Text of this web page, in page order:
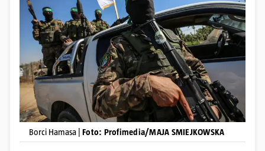
Borci Hamasa | Foto: Profimedia/MAJA SMIEJKOWSKA